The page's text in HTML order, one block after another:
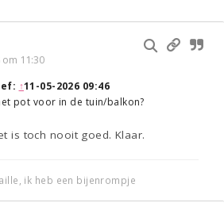
11:30
↑11-05-2026 09:46
pot voor in de tuin/balkon?
is toch nooit goed. Klaar.
ik heb een bijenrompje